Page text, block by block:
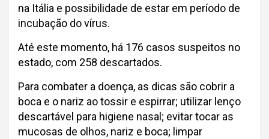
na Itália e possibilidade de estar em período de
incubação do vírus.
Até este momento, há 176 casos suspeitos no
estado, com 258 descartados.
Para combater a doença, as dicas são cobrir a
boca e o nariz ao tossir e espirrar; utilizar lenço
descartável para higiene nasal; evitar tocar as
mucosas de olhos, nariz e boca; limpar